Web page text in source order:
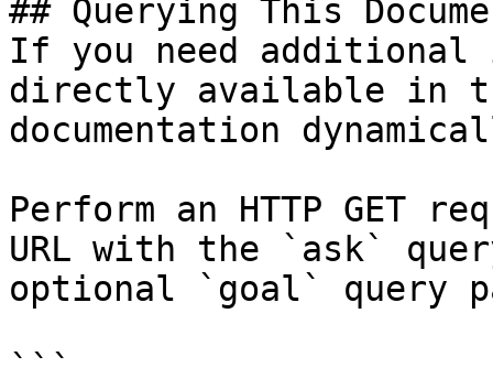
## Querying This
If you need
directly available in
documentation
Perform an HTTP GET
URL with the `ask`
optional `goal` query
```